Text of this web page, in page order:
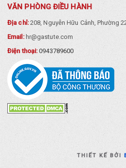
VĂN PHÒNG ĐIỀU HÀNH
Địa chỉ:208, Nguyễn Hữu Cảnh, Phường
Email:hr@gastute.com
Điện thoại:0943789600
THIẾT KẾ BỞI